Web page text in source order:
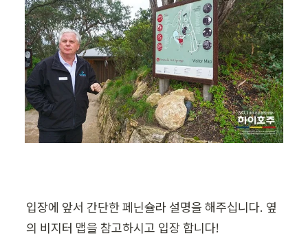
입장에 앞서 간단한 페닌슐라 설명을 해주십니다. 옆
의 비지터 맵을 참고하시고 입장 합니다!